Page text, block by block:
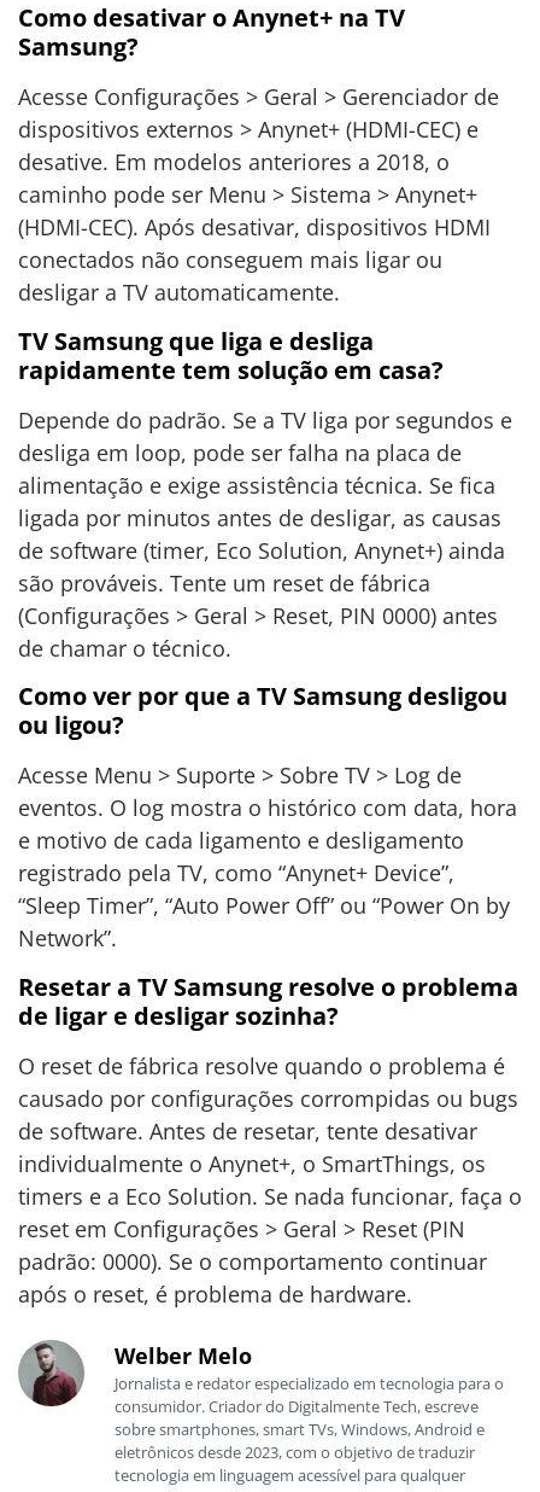
Como desativar o Anynet+ na TV
Samsung?
Acesse Configurações > Geral > Gerenciador de
dispositivos externos > Anynet+ (HDMI-CEC) e
desative. Em modelos anteriores a 2018, o
caminho pode ser Menu > Sistema > Anynet+
(HDMI-CEC). Após desativar, dispositivos HDMI
conectados não conseguem mais ligar ou
desligar a TV automaticamente.
TV Samsung que liga e desliga
rapidamente tem solução em casa?
Depende do padrão. Se a TV liga por segundos e
desliga em loop, pode ser falha na placa de
alimentação e exige assistência técnica. Se fica
ligada por minutos antes de desligar, as causas
de software (timer, Eco Solution, Anynet+) ainda
são prováveis. Tente um reset de fábrica
(Configurações > Geral > Reset, PIN 0000) antes
de chamar o técnico.
Como ver por que a TV Samsung desligou
ou ligou?
Acesse Menu > Suporte > Sobre TV > Log de
eventos. O log mostra o histórico com data, hora
e motivo de cada ligamento e desligamento
registrado pela TV, como “Anynet+ Device”,
“Sleep Timer”, “Auto Power Off” ou “Power On by
Network”.
Resetar a TV Samsung resolve o problema
de ligar e desligar sozinha?
O reset de fábrica resolve quando o problema é
causado por configurações corrompidas ou bugs
de software. Antes de resetar, tente desativar
individualmente o Anynet+, o SmartThings, os
timers e a Eco Solution. Se nada funcionar, faça o
reset em Configurações > Geral > Reset (PIN
padrão: 0000). Se o comportamento continuar
após o reset, é problema de hardware.
Welber Melo
Jornalista e redator especializado em tecnologia para o
consumidor. Criador do Digitalmente Tech, escreve
sobre smartphones, smart TVs, Windows, Android e
eletrônicos desde 2023, com o objetivo de traduzir
tecnologia em linguagem acessível para qualquer